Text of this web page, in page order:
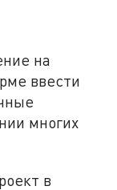
на
ввести
многих
в